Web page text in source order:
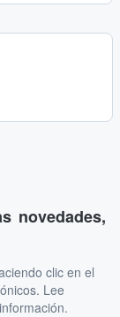
novedades,
clic en el
Lee